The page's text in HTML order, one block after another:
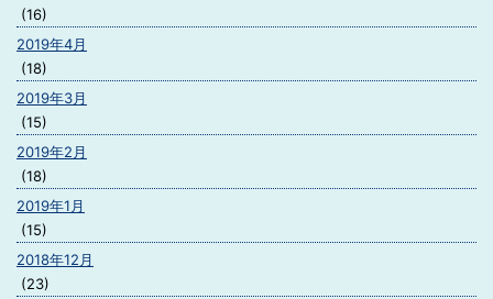
(16)
2019年4月
(18)
2019年3月
(15)
2019年2月
(18)
2019年1月
(15)
2018年12月
(23)